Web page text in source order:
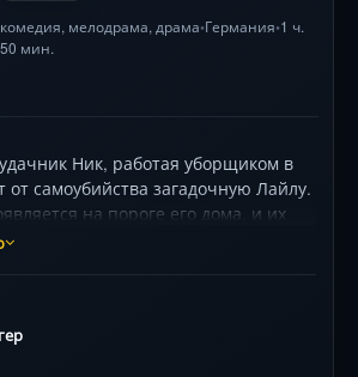
комедия, мелодрама, драма•Германия•1 ч.
50 мин.
Ник, работая уборщиком в
от самоубийства загадочную Лайлу.
на пороге его дома, и их
на свадьбу брата
сталкивается с детской
— с хрупкой надеждой на